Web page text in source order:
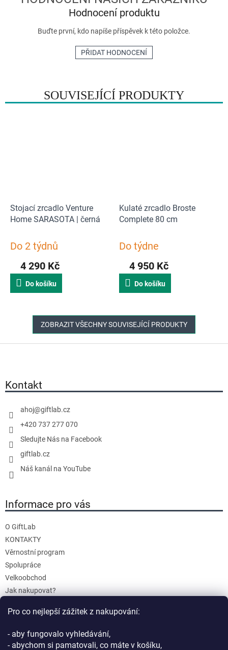
Pro co nejlepší zážitek z nakupování:
- aby fungovalo vyhledávání,
- abychom si pamatovali, co máte v košíku,
SOUVISEJÍCÍ PRODUKTY
Stojací zrcadlo Venture
Home SARASOTA | černá
Do 2 týdnů
4 290 Kč
Do košíku
Kulaté zrcadlo Broste
Complete 80 cm
Do týdne
4 950 Kč
Do košíku
ZOBRAZIT VŠECHNY SOUVISEJÍCÍ PRODUKTY
Hodnocení produktu
Buďte první, kdo napíše příspěvek k této položce.
PŘIDAT HODNOCENÍ
Kontakt
ahoj@giftlab.cz
+420 737 277 070
Sledujte Nás na Facebook
giftlab.cz
Náš kanál na YouTube
Informace pro vás
O GiftLab
KONTAKTY
Věrnostní program
Spolupráce
Velkoobchod
Jak nakupovat?
Reklamace a Vrácení
Podmínky ochrany osobních údajů